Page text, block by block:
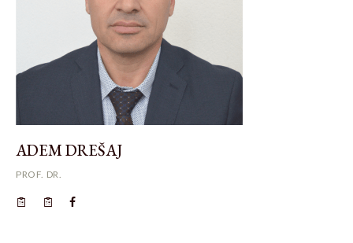
ADEM DREŠAJ
PROF. DR.